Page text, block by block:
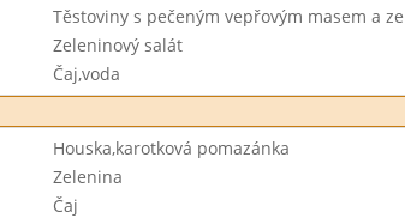
Těstoviny s pečeným vepřovým masem a
Zeleninový salát
Čaj,voda
Houska,karotková pomazánka
Zelenina
Čaj